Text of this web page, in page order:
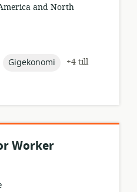
and North
topic:
Gigekonomi
+4 till
Worker